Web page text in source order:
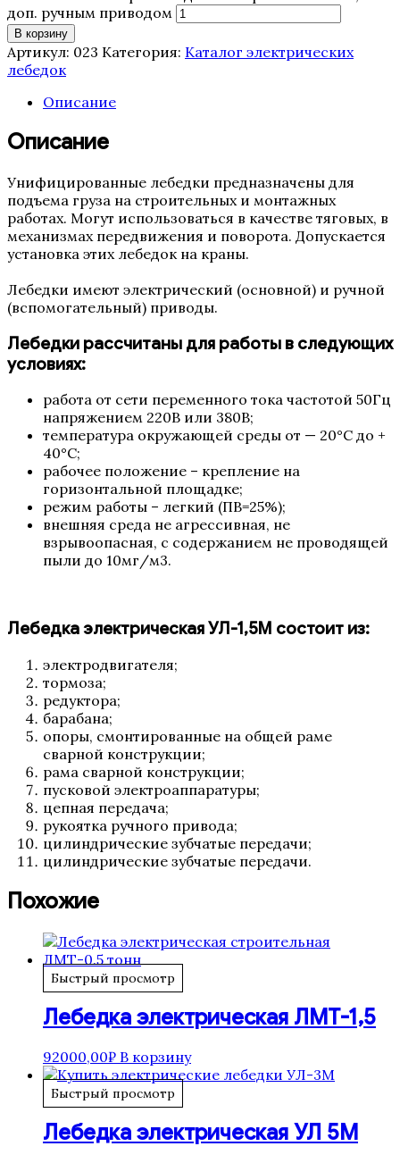
доп. ручным приводом
В корзину
Артикул: 023 Категория: Каталог электрических
лебедок
Описание
Описание
Унифицированные лебедки предназначены для
подъема груза на строительных и монтажных
работах. Могут использоваться в качестве тяговых, в
механизмах передвижения и поворота. Допускается
установка этих лебедок на краны.
Лебедки имеют электрический (основной) и ручной
(вспомогательный) приводы.
Лебедки рассчитаны для работы в следующих
условиях:
работа от сети переменного тока частотой 50Гц
напряжением 220В или 380В;
температура окружающей среды от — 20°С до +
40°С;
рабочее положение – крепление на
горизонтальной площадке;
режим работы – легкий (ПВ=25%);
внешняя среда не агрессивная, не
взрывоопасная, с содержанием не проводящей
пыли до 10мг/м3.
Лебедка электрическая УЛ-1,5М состоит из:
электродвигателя;
тормоза;
редуктора;
барабана;
опоры, смонтированные на общей раме
сварной конструкции;
рама сварной конструкции;
пусковой электроаппаратуры;
цепная передача;
рукоятка ручного привода;
цилиндрические зубчатые передачи;
цилиндрические зубчатые передачи.
Похожие
Быстрый просмотр
Лебедка электрическая ЛМТ-1,5
92000,00₽ В корзину
Быстрый просмотр
Лебедка электрическая УЛ 5М